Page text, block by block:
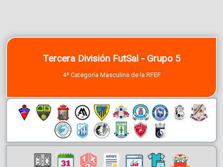
Tercera División FutSal - Grupo 5
4ª Categoría Masculina de la RFEF